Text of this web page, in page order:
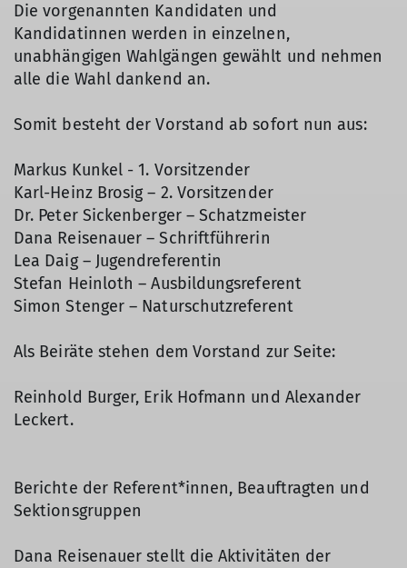
Die vorgenannten Kandidaten und
Kandidatinnen werden in einzelnen,
unabhängigen Wahlgängen gewählt und nehmen
alle die Wahl dankend an.
Somit besteht der Vorstand ab sofort nun aus:
Markus Kunkel - 1. Vorsitzender
Karl-Heinz Brosig – 2. Vorsitzender
Dr. Peter Sickenberger – Schatzmeister
Dana Reisenauer – Schriftführerin
Lea Daig – Jugendreferentin
Stefan Heinloth – Ausbildungsreferent
Simon Stenger – Naturschutzreferent
Als Beiräte stehen dem Vorstand zur Seite:
Reinhold Burger, Erik Hofmann und Alexander
Leckert.
Berichte der Referent*innen, Beauftragten und
Sektionsgruppen
Dana Reisenauer stellt die Aktivitäten der